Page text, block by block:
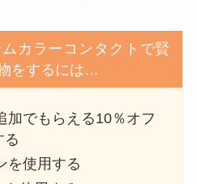
カラーコンタクト で賢
をするには…
加でもらえる10％オフ
る
を使用する